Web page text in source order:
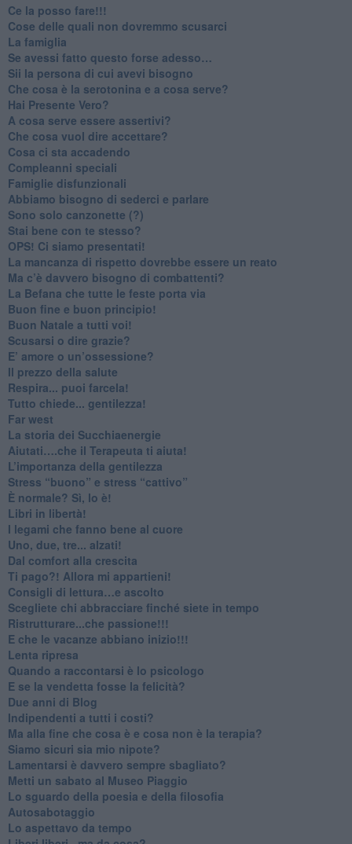
​Ce la posso fare!!!
​Cose delle quali non dovremmo scusarci
​La famiglia
​Se avessi fatto questo forse adesso…
​Sii la persona di cui avevi bisogno
Che cosa è la serotonina e a cosa serve?
​Hai Presente Vero?
A cosa serve essere assertivi?
​Che cosa vuol dire accettare?
​Cosa ci sta accadendo
​Compleanni speciali
​Famiglie disfunzionali
​Abbiamo bisogno di sederci e parlare
Sono solo canzonette (?)
​Stai bene con te stesso?
​OPS! Ci siamo presentati!
​La mancanza di rispetto dovrebbe essere un reato
​Ma c’è davvero bisogno di combattenti?
​La Befana che tutte le feste porta via
Buon fine e buon principio!
​Buon Natale a tutti voi!
​Scusarsi o dire grazie?
​E’ amore o un’ossessione?
​Il prezzo della salute
​Respira... puoi farcela!
​Tutto chiede... gentilezza!
​Far west
​La storia dei Succhiaenergie
​Aiutati….che il Terapeuta ti aiuta!
​L’importanza della gentilezza
​Stress “buono” e stress “cattivo”
​È normale? Sì, lo è!
​Libri in libertà!
​I legami che fanno bene al cuore
Uno, due, tre... alzati!​
​Dal comfort alla crescita
​Ti pago?! Allora mi appartieni!​
​Consigli di lettura…e ascolto
​Scegliete chi abbracciare finché siete in tempo
​Ristrutturare...che passione!!!
​E che le vacanze abbiano inizio!!!
​Lenta ripresa
​Quando a raccontarsi è lo psicologo
​E se la vendetta fosse la felicità?
​Due anni di Blog
​Indipendenti a tutti i costi?
​Ma alla fine che cosa è e cosa non è la terapia?
​Siamo sicuri sia mio nipote?
​Lamentarsi è davvero sempre sbagliato?
​Metti un sabato al Museo Piaggio
​Lo sguardo della poesia e della filosofia
Autosabotaggio
​Lo aspettavo da tempo